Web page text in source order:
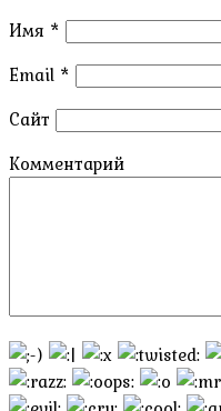
Имя *
Email *
Сайт
Комментарий